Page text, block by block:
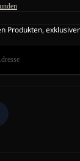
Produkten,